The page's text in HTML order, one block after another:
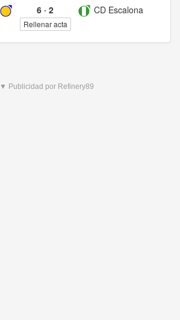
6· 2 CD Escalona
Rellenar acta
▼ Publicidad por Refinery89